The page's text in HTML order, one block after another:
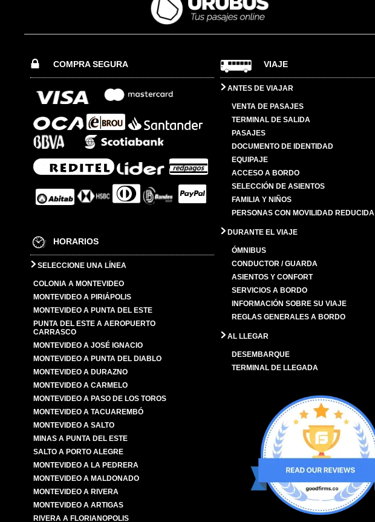
COMPRA SEGURA
HORARIOS
SELECCIONE UNA LÍNEA
COLONIA A MONTEVIDEO
MONTEVIDEO A PIRIÁPOLIS
MONTEVIDEO A PUNTA DEL ESTE
PUNTA DEL ESTE A AEROPUERTO
CARRASCO
MONTEVIDEO A JOSÉ IGNACIO
MONTEVIDEO A PUNTA DEL DIABLO
MONTEVIDEO A DURAZNO
MONTEVIDEO A CARMELO
MONTEVIDEO A PASO DE LOS TOROS
MONTEVIDEO A TACUAREMBÓ
MONTEVIDEO A SALTO
MINAS A PUNTA DEL ESTE
SALTO A PORTO ALEGRE
MONTEVIDEO A LA PEDRERA
MONTEVIDEO A MALDONADO
MONTEVIDEO A RIVERA
MONTEVIDEO A ARTIGAS
RIVERA A FLORIANOPOLIS
VIAJE
ANTES DE VIAJAR
VENTA DE PASAJES
TERMINAL DE SALIDA
PASAJES
DOCUMENTO DE IDENTIDAD
EQUIPAJE
ACCESO A BORDO
SELECCIÓN DE ASIENTOS
FAMILIA Y NIÑOS
PERSONAS CON MOVILIDAD REDUCIDA
DURANTE EL VIAJE
ÓMNIBUS
CONDUCTOR / GUARDA
ASIENTOS Y CONFORT
SERVICIOS A BORDO
INFORMACIÓN SOBRE SU VIAJE
REGLAS GENERALES A BORDO
AL LLEGAR
DESEMBARQUE
TERMINAL DE LLEGADA